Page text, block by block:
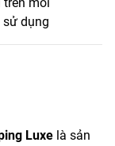
trên môi
sử dụng
Luxe là sản